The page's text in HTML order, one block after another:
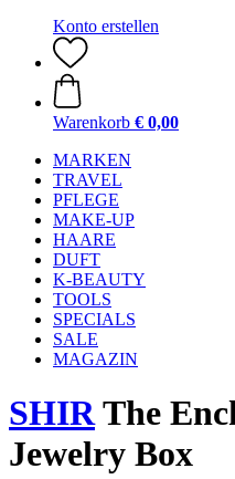
Konto erstellen
Warenkorb € 0,00
MARKEN
TRAVEL
PFLEGE
MAKE-UP
HAARE
DUFT
K-BEAUTY
TOOLS
SPECIALS
SALE
MAGAZIN
SHIRThe
Jewelry Box